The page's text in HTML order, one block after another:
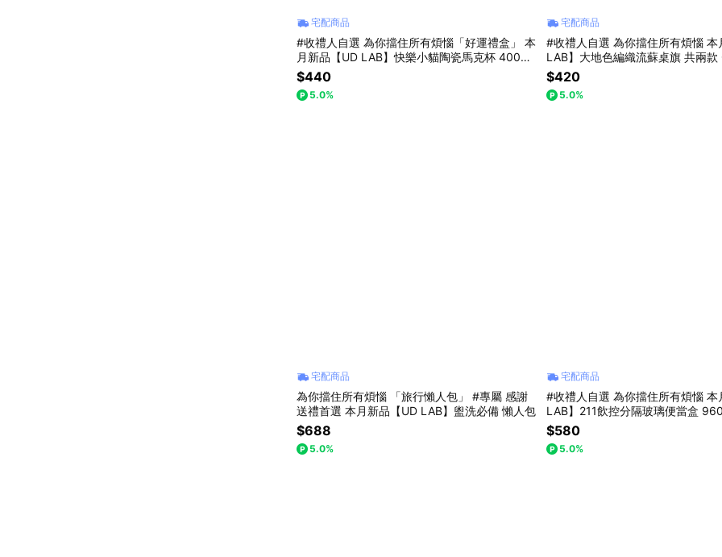
宅配商品
#收禮人自選 為你擋住所有煩惱「好運禮盒」 本
月新品【UD LAB】快樂小貓陶瓷馬克杯 400ml
｜早餐杯・咖啡杯・辦公室療癒杯 兩色售 CB-H
02060
$440
5.0%
宅配商品
#收禮人自選 為你擋住所有煩惱 本
LAB】大地色編織流蘇桌旗 共兩
$420
5.0%
宅配商品
為你擋住所有煩惱 「旅行懶人包」 #專屬 感謝
送禮首選 本月新品【UD LAB】盥洗必備 懶人包
$688
5.0%
宅配商品
#收禮人自選 為你擋住所有煩惱 本
LAB】211飲控分隔玻璃便當盒
盒・份量控制・微波便當盒 兩色
$580
5.0%